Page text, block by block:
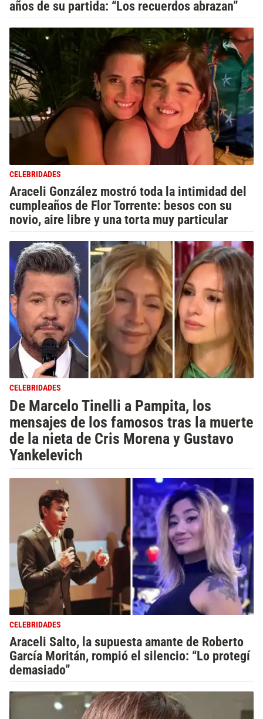
años de su partida: “Los recuerdos abrazan”
CELEBRIDADES
Araceli González mostró toda la intimidad del
cumpleaños de Flor Torrente: besos con su
novio, aire libre y una torta muy particular
CELEBRIDADES
De Marcelo Tinelli a Pampita, los
mensajes de los famosos tras la muerte
de la nieta de Cris Morena y Gustavo
Yankelevich
CELEBRIDADES
Araceli Salto, la supuesta amante de Roberto
García Moritán, rompió el silencio: “Lo protegí
demasiado”